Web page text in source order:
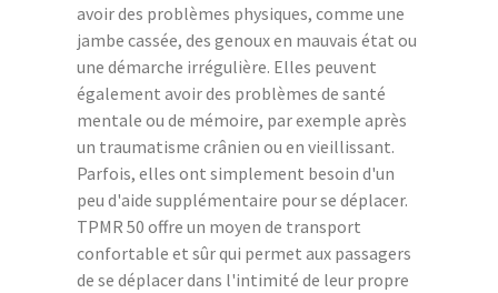
avoir des problèmes physiques, comme une
jambe cassée, des genoux en mauvais état ou
une démarche irrégulière. Elles peuvent
également avoir des problèmes de santé
mentale ou de mémoire, par exemple après
un traumatisme crânien ou en vieillissant.
Parfois, elles ont simplement besoin d'un
peu d'aide supplémentaire pour se déplacer.
TPMR 50 offre un moyen de transport
confortable et sûr qui permet aux passagers
de se déplacer dans l'intimité de leur propre